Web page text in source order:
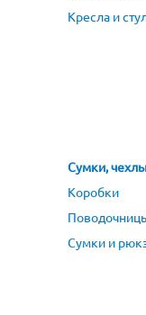
Кресла и
Сумки,
Коробки
Сумки и